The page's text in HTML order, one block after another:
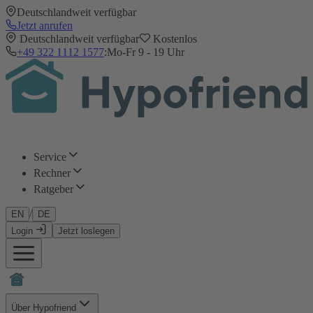
Deutschlandweit verfügbar
Jetzt anrufen
Deutschlandweit verfügbar
Kostenlos
+49 322 1112 1577:Mo-Fr 9 - 19 Uhr
Service
Rechner
Ratgeber
EN /
DE
Login
Jetzt loslegen
Über Hypofriend